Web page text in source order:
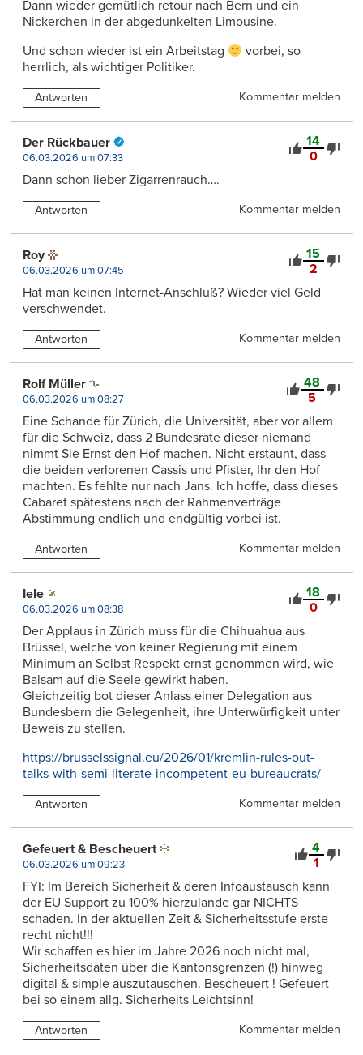
Dann wieder gemütlich retour nach Bern und ein
Nickerchen in der abgedunkelten Limousine.
Und schon wieder ist ein Arbeitstag
vorbei, so
herrlich, als wichtiger Politiker.
Antworten Kommentar melden
14
0
Der Rückbauer
06.03.2026 um 07:33
Dann schon lieber Zigarrenrauch….
Antworten Kommentar melden
15
2
Roy
06.03.2026 um 07:45
Hat man keinen Internet-Anschluß? Wieder viel Geld
verschwendet.
Antworten Kommentar melden
48
5
Rolf Müller
06.03.2026 um 08:27
Eine Schande für Zürich, die Universität, aber vor allem
für die Schweiz, dass 2 Bundesräte dieser niemand
nimmt Sie Ernst den Hof machen. Nicht erstaunt, dass
die beiden verlorenen Cassis und Pfister, Ihr den Hof
machten. Es fehlte nur nach Jans. Ich hoffe, dass dieses
Cabaret spätestens nach der Rahmenverträge
Abstimmung endlich und endgültig vorbei ist.
Antworten Kommentar melden
18
0
Iele
06.03.2026 um 08:38
Der Applaus in Zürich muss für die Chihuahua aus
Brüssel, welche von keiner Regierung mit einem
Minimum an Selbst Respekt ernst genommen wird, wie
Balsam auf die Seele gewirkt haben.
Gleichzeitig bot dieser Anlass einer Delegation aus
Bundesbern die Gelegenheit, ihre Unterwürfigkeit unter
Beweis zu stellen.
https://brusselssignal.eu/2026/01/kremlin-rules-out-
talks-with-semi-literate-incompetent-eu-bureaucrats/
Antworten Kommentar melden
4
1
Gefeuert & Bescheuert
06.03.2026 um 09:23
FYI: Im Bereich Sicherheit & deren Infoaustausch kann
der EU Support zu 100% hierzulande gar NICHTS
schaden. In der aktuellen Zeit & Sicherheitsstufe erste
recht nicht!!!
Wir schaffen es hier im Jahre 2026 noch nicht mal,
Sicherheitsdaten über die Kantonsgrenzen (!) hinweg
digital & simple auszutauschen. Bescheuert ! Gefeuert
bei so einem allg. Sicherheits Leichtsinn!
Antworten Kommentar melden